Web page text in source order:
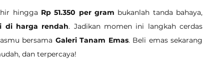
hingga Rp 51.350 per gram bukanlah tanda bahaya,
di harga rendah. Jadikan momen ini langkah cerdas
bersama Galeri Tanam Emas. Beli emas sekarang
dan terpercaya!